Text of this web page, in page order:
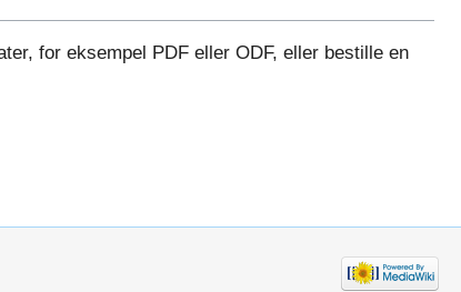
for eksempel PDF eller ODF, eller bestille en